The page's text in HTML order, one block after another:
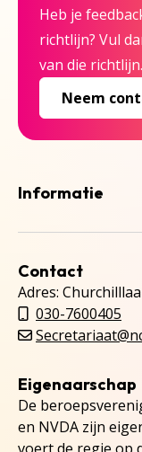
Heb je
richtlijn? Vul
van die richtlijn.
Neem
Informatie
Contact
Adres:
030-7600405
Eigenaarschap
De
en NVDA zijn